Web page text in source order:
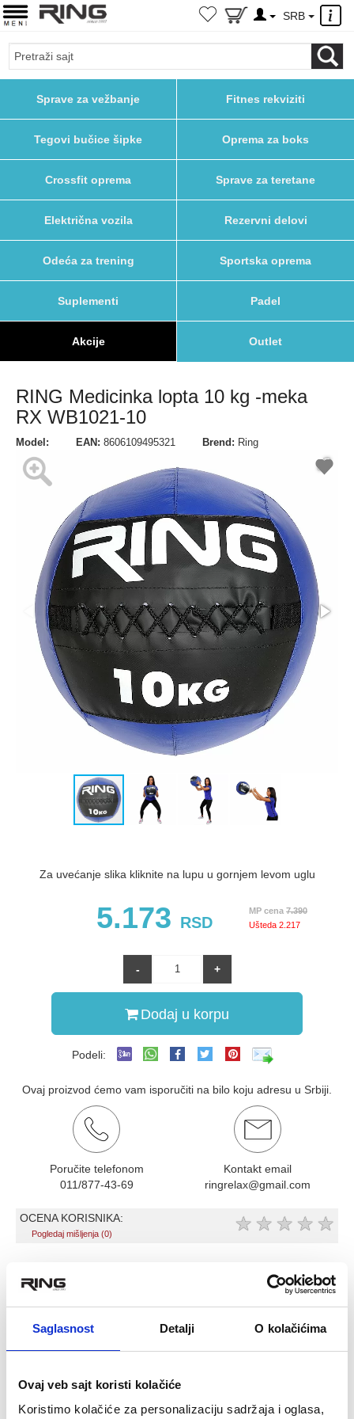
Saglasnost Detalji O kolačićima
Ovaj veb sajt koristi kolačiće
Koristimo kolačiće za personalizaciju sadržaja i oglasa,
×
SRB
Sprave za vežbanje Fitnes rekviziti
Tegovi bučice šipke Oprema za boks
Crossfit oprema Sprave za teretane
Električna vozila Rezervni delovi
Odeća za trening Sportska oprema
Suplementi Padel
Akcije Outlet
RING Medicinka lopta 10 kg -meka
RX WB1021-10
Model: EAN: 8606109495321 Brend: Ring
Za uvećanje slika kliknite na lupu u gornjem levom uglu
5.173 RSD
MP cena 7.390
Ušteda 2.217
Dodaj u korpu
Podeli:
Ovaj proizvod ćemo vam isporučiti na bilo koju adresu u Srbiji.
Poručite telefonom
011/877-43-69
Kontakt email
ringrelax@gmail.com
OCENA KORISNIKA:
Pogledaj mišljenja (0) ★ ★ ★ ★ ★
Medicinka lopta 10 kg -meka
-meka obloga i pravilno balansirana tezina, omogucava lako
koriscenje
-spolja je oblozena izuzetno cvrstim plastificiranim PVC
materijalom